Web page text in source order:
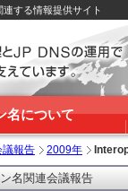
する情報提供サイト
名について
議報告 2009年
名関連会議報告